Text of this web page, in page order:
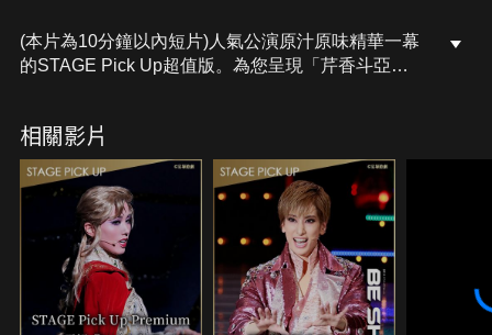
(本片為10分鐘以內短片)人氣公演原汁原味精華一幕
的STAGE Pick Up超值版。為您呈現「芹香斗亞
Revolution」的場景！
相關影片